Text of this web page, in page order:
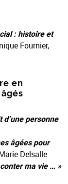
: histoire et
Fournier,
en
personne
âgées pour
Delsalle
ma vie … »